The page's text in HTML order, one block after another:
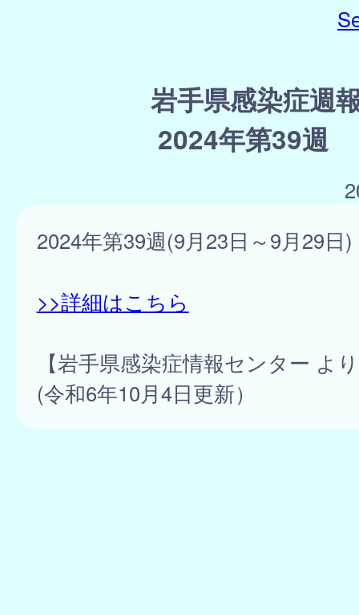
岩手県感染症週
2024年第39週
2024年第39週(9月23日～9月29日)
>>詳細はこちら
【岩手県感染症情報センター よ
(令和6年10月4日更新）